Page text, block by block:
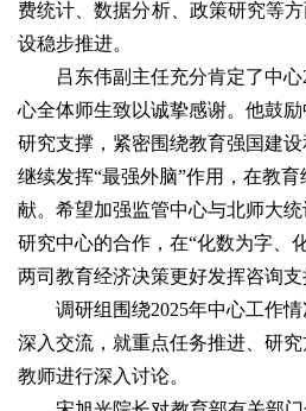
费统计、数据分析、政策研究等
设稳步推进。
吕东伟副主任充分肯定了中
心全体师生致以诚挚感谢。他鼓
研究支撑，紧密围绕教育强国建设
继续发挥“最强外脑”作用，在教
献。希望加强监管中心与北师大
研究中心的合作，在“化数为字、
两司教育经济决策更好发挥咨询支
调研组围绕2025年中心工作
深入交流，就重点任务推进、研
教师进行深入讨论。